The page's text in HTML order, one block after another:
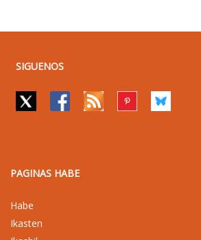
SIGUENOS
PAGINAS HABE
Habe
Ikasten